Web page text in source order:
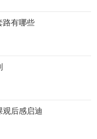
路有哪些
后感启迪